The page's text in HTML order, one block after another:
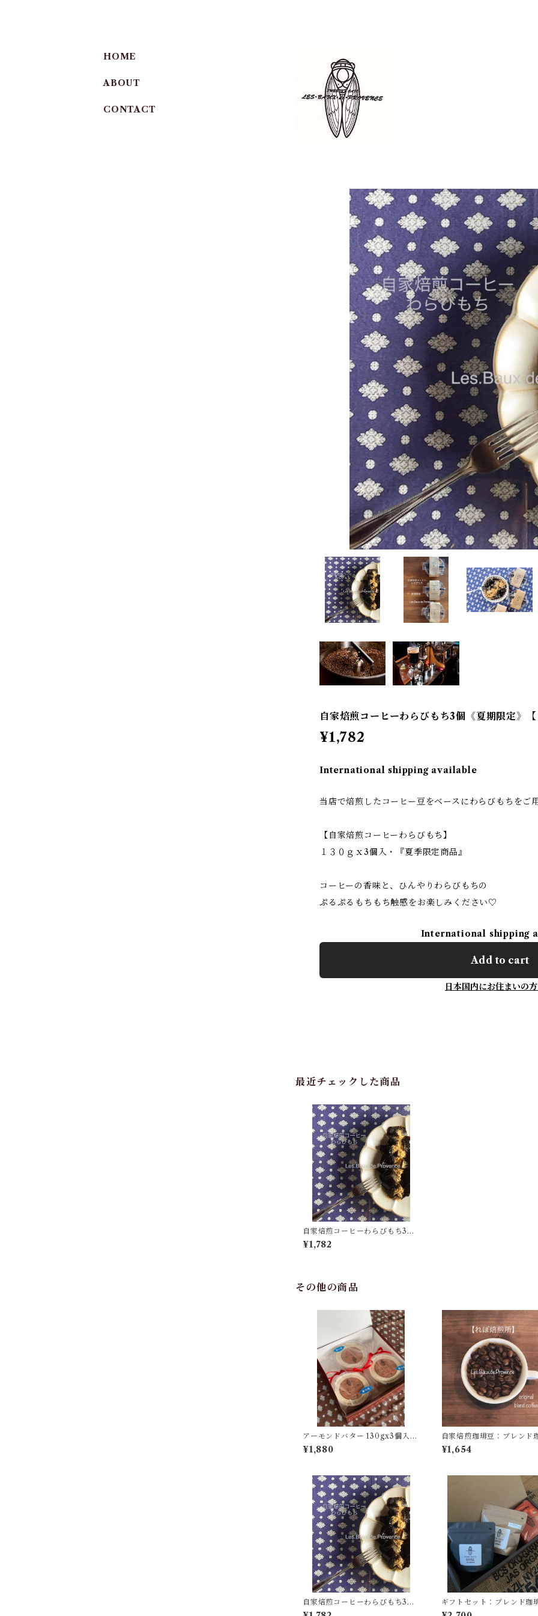
自家焙煎コーヒーわらびもち3個《夏期限定》【
¥1,782
International shipping available
当店で焙煎したコーヒー豆をベースにわらびもちをご
【自家焙煎コーヒーわらびもち】
１３０ｇｘ3個入・『夏季限定商品』
コーヒーの香味と、ひんやりわらびもちの
ぷるぷるもちもち触感をお楽しみください♡
International shipping
Add to cart
日本国内にお住まいの
最近チェックした商品
自家焙煎コーヒーわらびもち3個
《夏期限定》【１３０ｇＸ3個入
り】
¥1,782
その他の商品
アーモンドバター 130gx3個入り
【クール冷凍にてお届けします】
到着後は冷蔵庫(10度以下)にて保
¥1,880
自家焙煎珈琲豆：ブレンド
００ｇ【中深煎り】
¥1,654
自家焙煎コーヒーわらびもち3個
《夏期限定》【１３０ｇＸ3個入
ギフトセット：ブレンド珈
００ｇ・おすすめ珈琲豆１
HOME
ABOUT
CONTACT